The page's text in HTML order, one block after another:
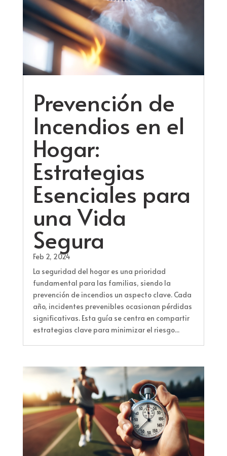
Prevención de
Incendios en el
Hogar:
Estrategias
Esenciales para
una Vida
Segura
Feb 2, 2024
La seguridad del hogar es una prioridad
fundamental para las familias, siendo la
prevención de incendios un aspecto clave. Cada
año, incidentes prevenibles ocasionan pérdidas
significativas. Esta guía se centra en compartir
estrategias clave para minimizar el riesgo...